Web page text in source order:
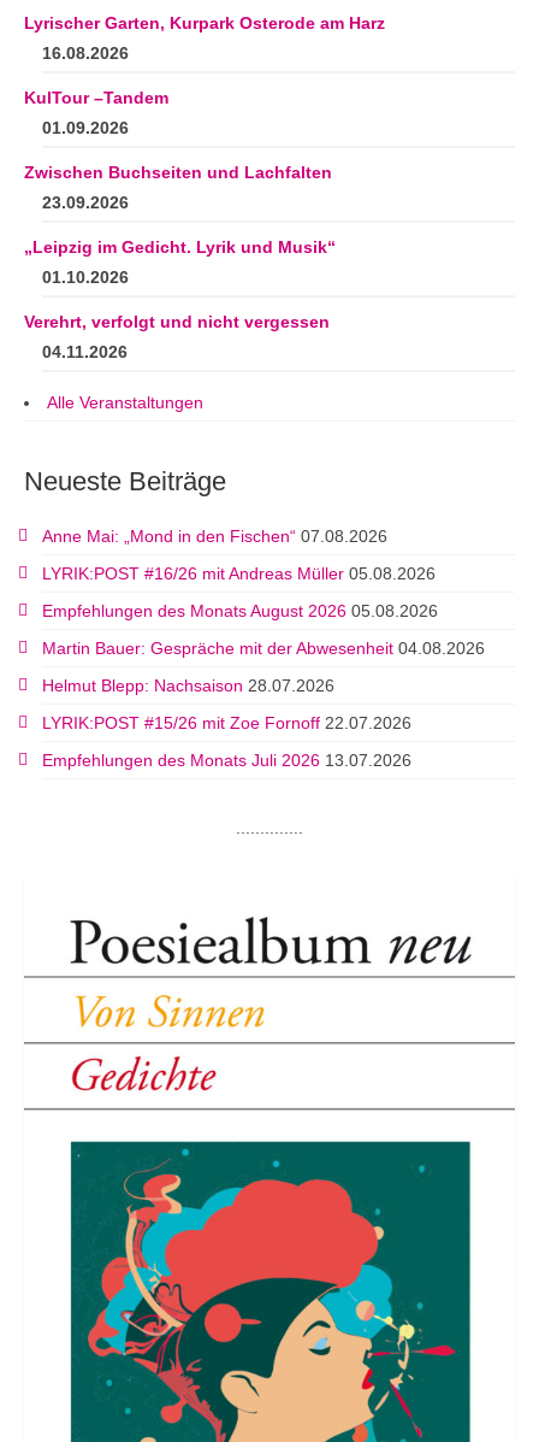
Lyrischer Garten, Kurpark Osterode am Harz
16.08.2026
KulTour –Tandem
01.09.2026
Zwischen Buchseiten und Lachfalten
23.09.2026
„Leipzig im Gedicht. Lyrik und Musik“
01.10.2026
Verehrt, verfolgt und nicht vergessen
04.11.2026
Alle Veranstaltungen
Neueste Beiträge
Anne Mai: „Mond in den Fischen“ 07.08.2026
LYRIK:POST #16/26 mit Andreas Müller 05.08.2026
Empfehlungen des Monats August 2026 05.08.2026
Martin Bauer: Gespräche mit der Abwesenheit 04.08.2026
Helmut Blepp: Nachsaison 28.07.2026
LYRIK:POST #15/26 mit Zoe Fornoff 22.07.2026
Empfehlungen des Monats Juli 2026 13.07.2026